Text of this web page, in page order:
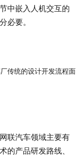
中嵌入人机交互的
必要。
联汽车领域主要有
的产品研发路线、